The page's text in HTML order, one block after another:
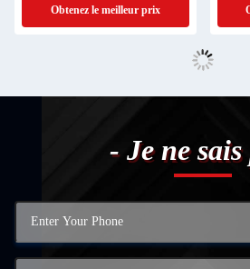
Obtenez le meilleur prix
- Je ne sais